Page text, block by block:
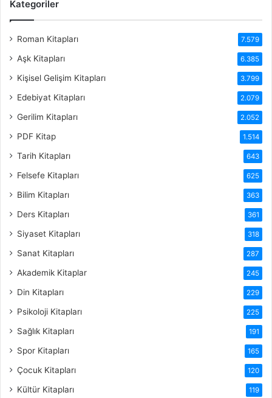
Kategoriler
Roman Kitapları 7.579
Aşk Kitapları 6.385
Kişisel Gelişim Kitapları 3.799
Edebiyat Kitapları 2.079
Gerilim Kitapları 2.052
PDF Kitap 1.514
Tarih Kitapları 643
Felsefe Kitapları 625
Bilim Kitapları 363
Ders Kitapları 361
Siyaset Kitapları 318
Sanat Kitapları 287
Akademik Kitaplar 245
Din Kitapları 229
Psikoloji Kitapları 225
Sağlık Kitapları 191
Spor Kitapları 165
Çocuk Kitapları 120
Kültür Kitapları 119